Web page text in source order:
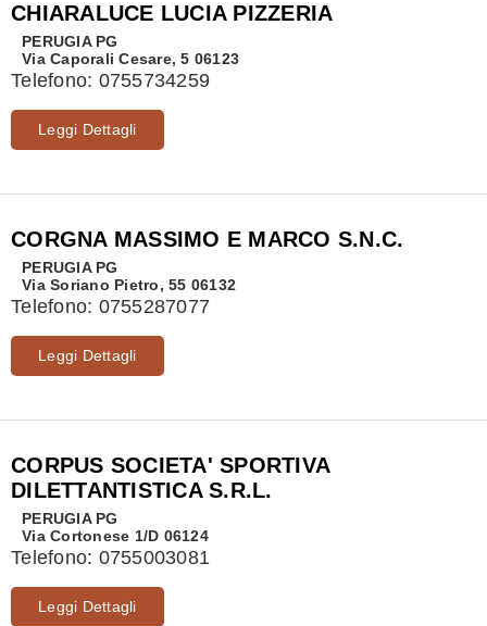
CHIARALUCE LUCIA PIZZERIA
PERUGIA PG
Via Caporali Cesare, 5 06123
Telefono: 0755734259
Leggi Dettagli
CORGNA MASSIMO E MARCO S.N.C.
PERUGIA PG
Via Soriano Pietro, 55 06132
Telefono: 0755287077
Leggi Dettagli
CORPUS SOCIETA' SPORTIVA
DILETTANTISTICA S.R.L.
PERUGIA PG
Via Cortonese 1/D 06124
Telefono: 0755003081
Leggi Dettagli